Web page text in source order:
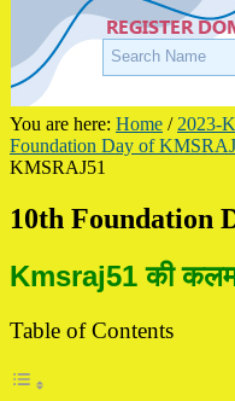
You are here: Home / 2023-
Foundation Day of
KMSRAJ51
10th Foundation
Kmsraj51 की
Table of Contents